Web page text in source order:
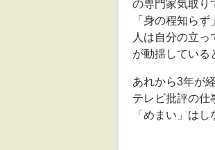
の専門家気取り
「身の程知ら
人は自分の立
が動揺している
あれから3年が経
テレビ批評の仕
「めまい」は